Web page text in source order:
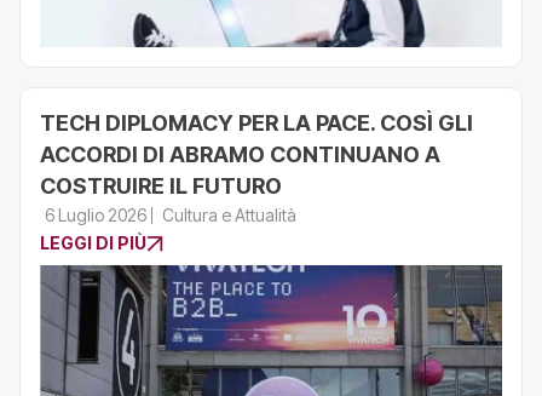
TECH DIPLOMACY PER LA PACE. COSÌ GLI
ACCORDI DI ABRAMO CONTINUANO A
COSTRUIRE IL FUTURO
6 Luglio 2026
Cultura e Attualità
LEGGI DI PIÙ